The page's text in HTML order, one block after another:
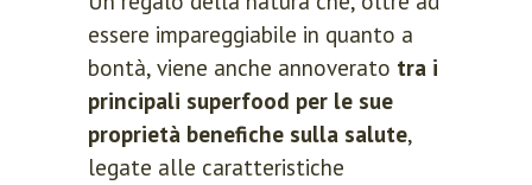
essere impareggiabile in quanto a
bontà, viene anche annoverato tra i
principali superfood per le sue
proprietà benefiche sulla salute,
legate alle caratteristiche